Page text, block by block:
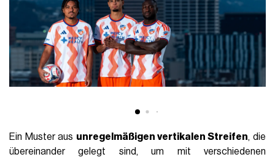
Ein Muster aus unregelmäßigen vertikalen Streifen, die
übereinander gelegt sind, um mit verschiedenen